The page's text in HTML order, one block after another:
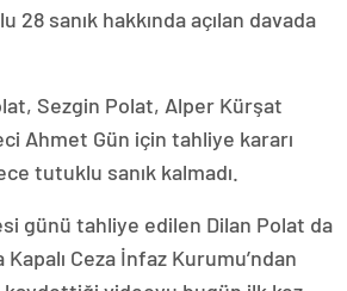
28 sanık hakkında açılan davada
Sezgin Polat, Alper Kürşat
Ahmet Gün için tahliye kararı
tutuklu sanık kalmadı.
günü tahliye edilen Dilan Polat da
Ceza İnfaz Kurumu’ndan